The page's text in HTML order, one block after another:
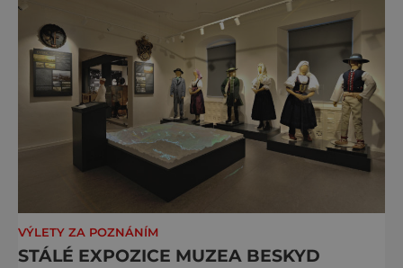
VÝLETY ZA POZNÁNÍM
STÁLÉ EXPOZICE MUZEA BESKYD